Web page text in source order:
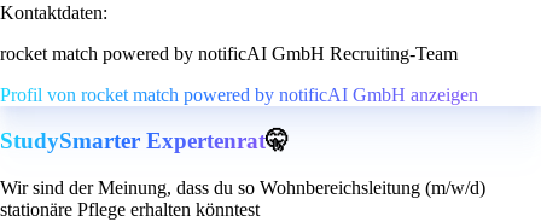
Kontaktdaten:
rocket match powered by notificAI GmbH Recruiting-Team
Profil von rocket match powered by notificAI GmbH anzeigen
StudySmarter Expertenrat🤫
Wir sind der Meinung, dass du so Wohnbereichsleitung (m/w/d)
stationäre Pflege erhalten könntest